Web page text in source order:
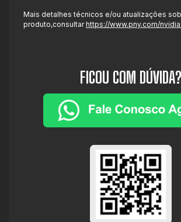
Mais detalhes técnicos e/ou atualizações
produto,consultarhttps://www.pny.com/
FICOU COM DÚVIDA?